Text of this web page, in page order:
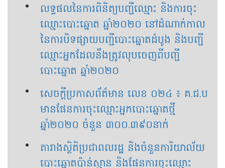
លទ្ធផលនៃការពិនិត្យបញ្ជីឈ្មោះ និងការចុះ
ឈ្មោះបោះឆ្នោត ឆ្នាំ២០២០ នៅដំណាក់កាល
នៃការបិទផ្សាយបញ្ជីបោះឆ្នោតដំបូង និងបញ្ជី
ឈ្មោះអ្នកដែលនឹងត្រូវលុបចេញពីបញ្ជី
បោះឆ្នោត ឆ្នាំ២០២០
សេចក្តីប្រកាសព័ត៌មាន លេខ ០២៤ ៖ គ.ជ.ប
មានផែនការចុះឈ្មោះអ្នកបោះឆ្នោតថ្មី
ឆ្នាំ២០២០ ចំនួន ៣០០.៣៩០នាក់
តារាងស្ថិតិប្រជាពលរដ្ឋ និងចំនួនការិយាល័យ
បោះឆ្នោតប៉ាន់ស្មាន និងផែនការចុះឈ្មោះ